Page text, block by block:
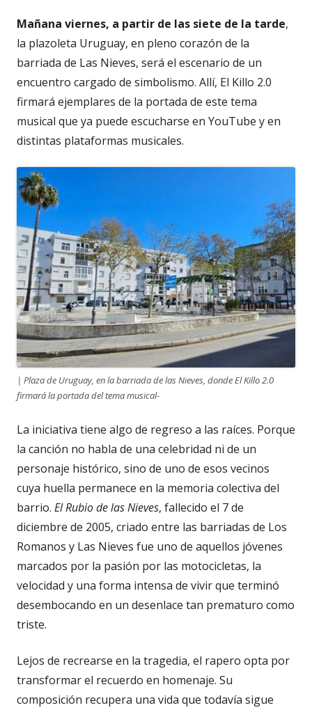
Mañana viernes, a partir de las siete de la tarde,
la plazoleta Uruguay, en pleno corazón de la
barriada de Las Nieves, será el escenario de un
encuentro cargado de simbolismo. Allí, El Killo 2.0
firmará ejemplares de la portada de este tema
musical que ya puede escucharse en YouTube y en
distintas plataformas musicales.
| Plaza de Uruguay, en la barriada de las Nieves, donde El Killo 2.0
firmará la portada del tema musical-
La iniciativa tiene algo de regreso a las raíces. Porque
la canción no habla de una celebridad ni de un
personaje histórico, sino de uno de esos vecinos
cuya huella permanece en la memoria colectiva del
barrio. El Rubio de las Nieves, fallecido el 7 de
diciembre de 2005, criado entre las barriadas de Los
Romanos y Las Nieves fue uno de aquellos jóvenes
marcados por la pasión por las motocicletas, la
velocidad y una forma intensa de vivir que terminó
desembocando en un desenlace tan prematuro como
triste.
Lejos de recrearse en la tragedia, el rapero opta por
transformar el recuerdo en homenaje. Su
composición recupera una vida que todavía sigue